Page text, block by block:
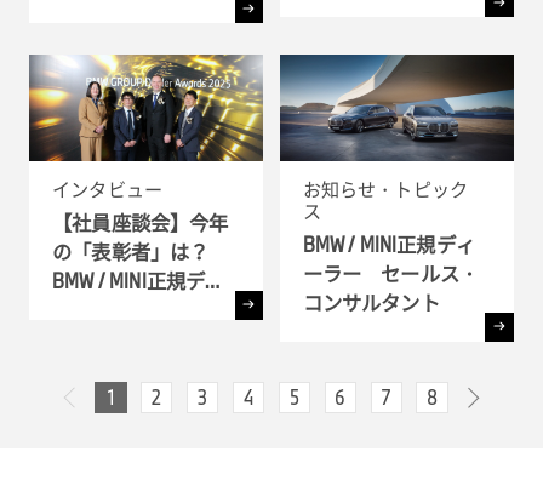
インタビュー
【社員座談会】今年
の「表彰者」は？
BMW / MINI正規ディ
お知らせ・トピック
ス
BMW / MINI正規ディ
ーラー セールス・
コンサルタント
1 2 3 4 5 6 7 8